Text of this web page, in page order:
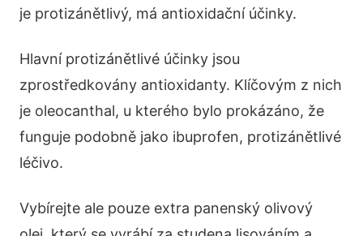
je protizánětlivý, má antioxidační účinky.
Hlavní protizánětlivé účinky jsou
zprostředkovány antioxidanty. Klíčovým z nich
je oleocanthal, u kterého bylo prokázáno, že
funguje podobně jako ibuprofen, protizánětlivé
léčivo.
Vybírejte ale pouze extra panenský olivový